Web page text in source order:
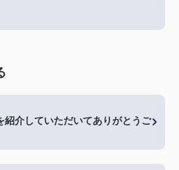
紹介していただいてありがとうご